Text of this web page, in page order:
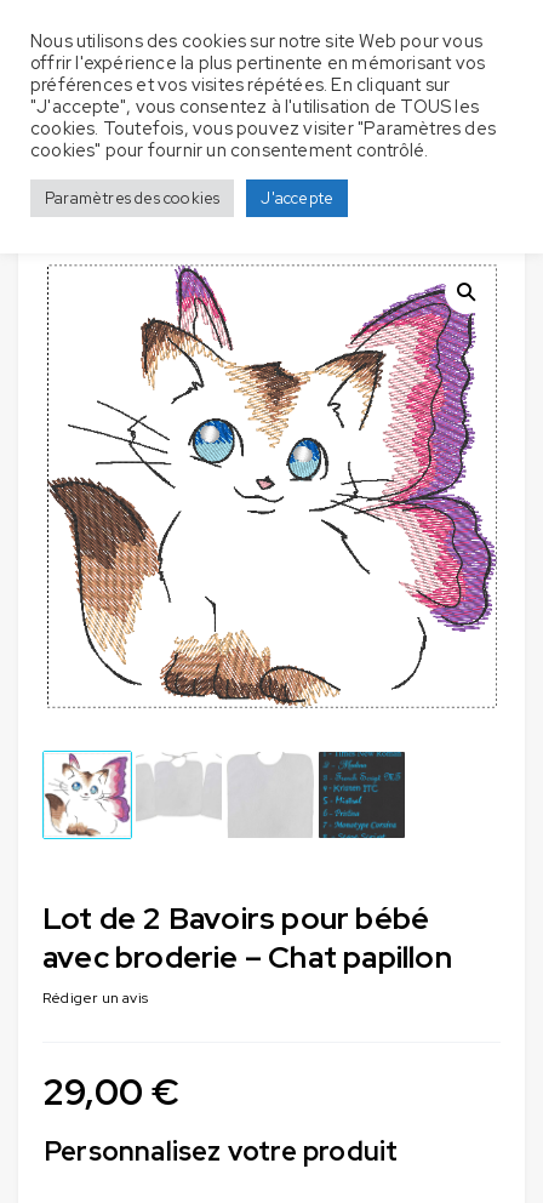
Accueil Bavoir
Lot de 2 Bavoirs pour bébé avec broderie –
Chat papillon
Lot de 2 Bavoirs pour bébé
avec broderie – Chat papillon
Rédiger un avis
29,00 €
Personnalisez votre produit
Nous utilisons des cookies sur notre site Web pour vous
offrir l'expérience la plus pertinente en mémorisant vos
préférences et vos visites répétées. En cliquant sur
"J'accepte", vous consentez à l'utilisation de TOUS les
cookies. Toutefois, vous pouvez visiter "Paramètres des
cookies" pour fournir un consentement contrôlé.
Paramètres des cookies J'accepte